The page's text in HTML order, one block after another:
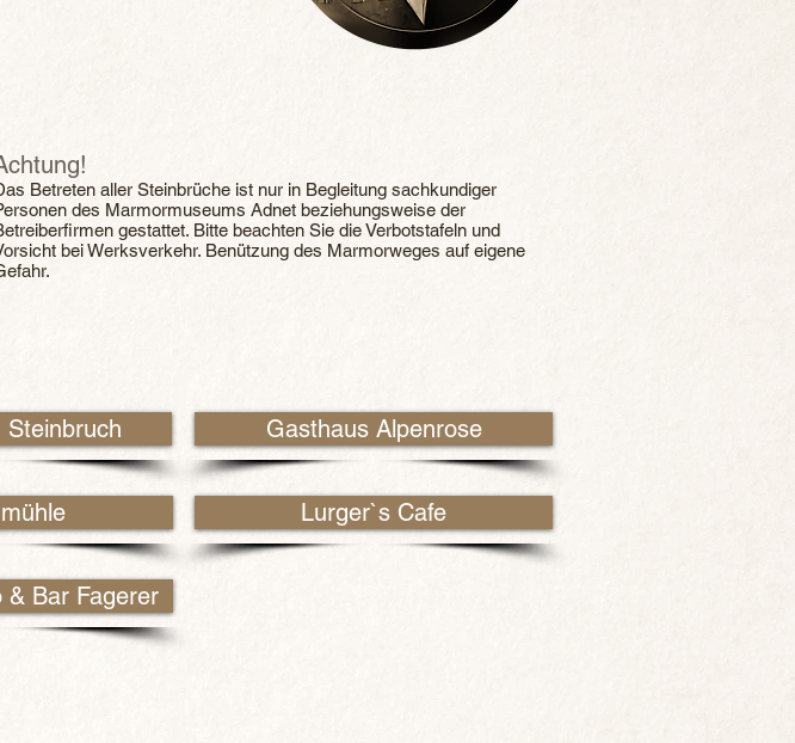
Betreten aller Steinbrüche ist nur in Begleitung sachkundiger
des Marmormuseums Adnet beziehungsweise der
gestattet. Bitte beachten Sie die Verbotstafeln und
bei Werksverkehr. Benützung des Marmorweges auf eigene
Gasthaus Alpenrose
Lurger`s Cafe
& Bar Fagerer